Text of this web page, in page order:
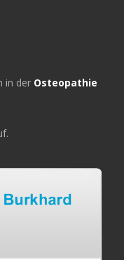
in der Osteopathie